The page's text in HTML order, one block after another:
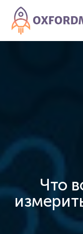
Что